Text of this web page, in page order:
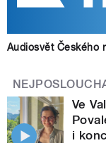
Audiosvět Českého
Ve
i